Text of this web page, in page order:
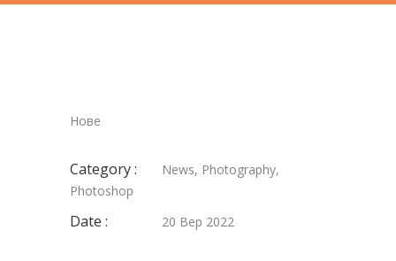
Нове
Category : News, Photography,
Photoshop
Date : 20 Вер 2022